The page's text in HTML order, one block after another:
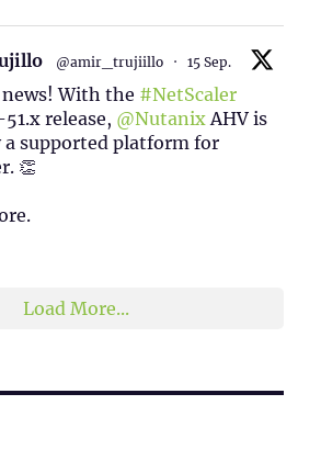
@amir_trujiillo · 15 Sep.
With the #NetScaler
51.x release, @NutanixAHV is
supported platform for
👏
Load More...